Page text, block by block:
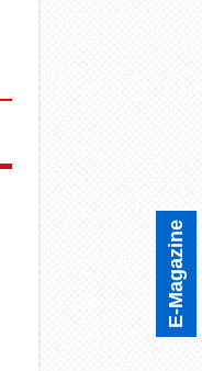
E-Magazine